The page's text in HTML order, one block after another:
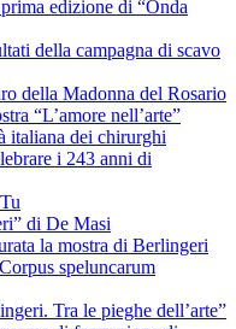
edizione di “Onda
della campagna di scavo
della Madonna del Rosario
“L’amore nell’arte”
italiana dei chirurghi
i 243 anni di
di De Masi
la mostra di Berlingeri
speluncarum
Tra le pieghe dell’arte”